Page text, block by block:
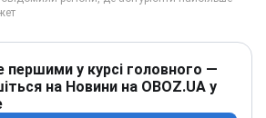
першими у курсі головного —
на Новини на OBOZ.UA у